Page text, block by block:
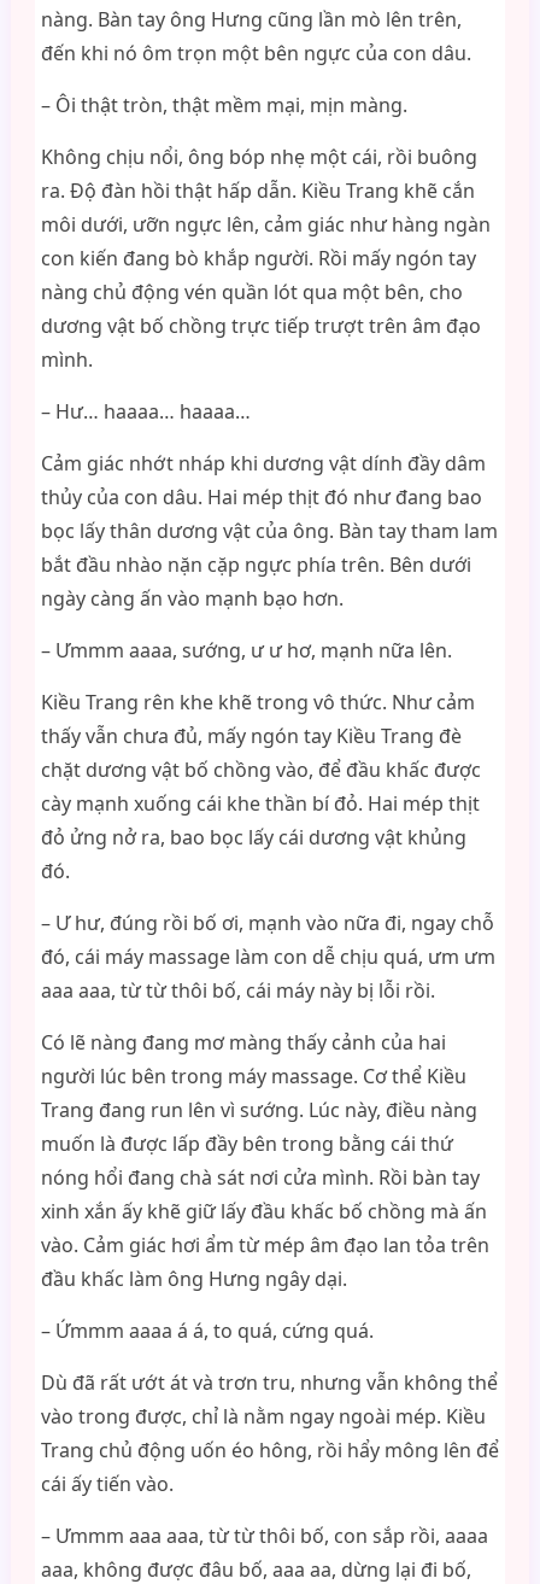
nàng. Bàn tay ông Hưng cũng lần mò lên trên,
đến khi nó ôm trọn một bên ngực của con dâu.
– Ôi thật tròn, thật mềm mại, mịn màng.
Không chịu nổi, ông bóp nhẹ một cái, rồi buông
ra. Độ đàn hồi thật hấp dẫn. Kiều Trang khẽ cắn
môi dưới, ưỡn ngực lên, cảm giác như hàng ngàn
con kiến đang bò khắp người. Rồi mấy ngón tay
nàng chủ động vén quần lót qua một bên, cho
dương vật bố chồng trực tiếp trượt trên âm đạo
mình.
– Hư… haaaa… haaaa…
Cảm giác nhớt nháp khi dương vật dính đầy dâm
thủy của con dâu. Hai mép thịt đó như đang bao
bọc lấy thân dương vật của ông. Bàn tay tham lam
bắt đầu nhào nặn cặp ngực phía trên. Bên dưới
ngày càng ấn vào mạnh bạo hơn.
– Ưmmm aaaa, sướng, ư ư hơ, mạnh nữa lên.
Kiều Trang rên khe khẽ trong vô thức. Như cảm
thấy vẫn chưa đủ, mấy ngón tay Kiều Trang đè
chặt dương vật bố chồng vào, để đầu khấc được
cày mạnh xuống cái khe thần bí đỏ. Hai mép thịt
đỏ ửng nở ra, bao bọc lấy cái dương vật khủng
đó.
– Ư hư, đúng rồi bố ơi, mạnh vào nữa đi, ngay chỗ
đó, cái máy massage làm con dễ chịu quá, ưm ưm
aaa aaa, từ từ thôi bố, cái máy này bị lỗi rồi.
Có lẽ nàng đang mơ màng thấy cảnh của hai
người lúc bên trong máy massage. Cơ thể Kiều
Trang đang run lên vì sướng. Lúc này, điều nàng
muốn là được lấp đầy bên trong bằng cái thứ
nóng hổi đang chà sát nơi cửa mình. Rồi bàn tay
xinh xắn ấy khẽ giữ lấy đầu khấc bố chồng mà ấn
vào. Cảm giác hơi ẩm từ mép âm đạo lan tỏa trên
đầu khấc làm ông Hưng ngây dại.
– Ứmmm aaaa á á, to quá, cứng quá.
Dù đã rất ướt át và trơn tru, nhưng vẫn không thể
vào trong được, chỉ là nằm ngay ngoài mép. Kiều
Trang chủ động uốn éo hông, rồi hẩy mông lên để
cái ấy tiến vào.
– Ưmmm aaa aaa, từ từ thôi bố, con sắp rồi, aaaa
aaa, không được đâu bố, aaa aa, dừng lại đi bố,